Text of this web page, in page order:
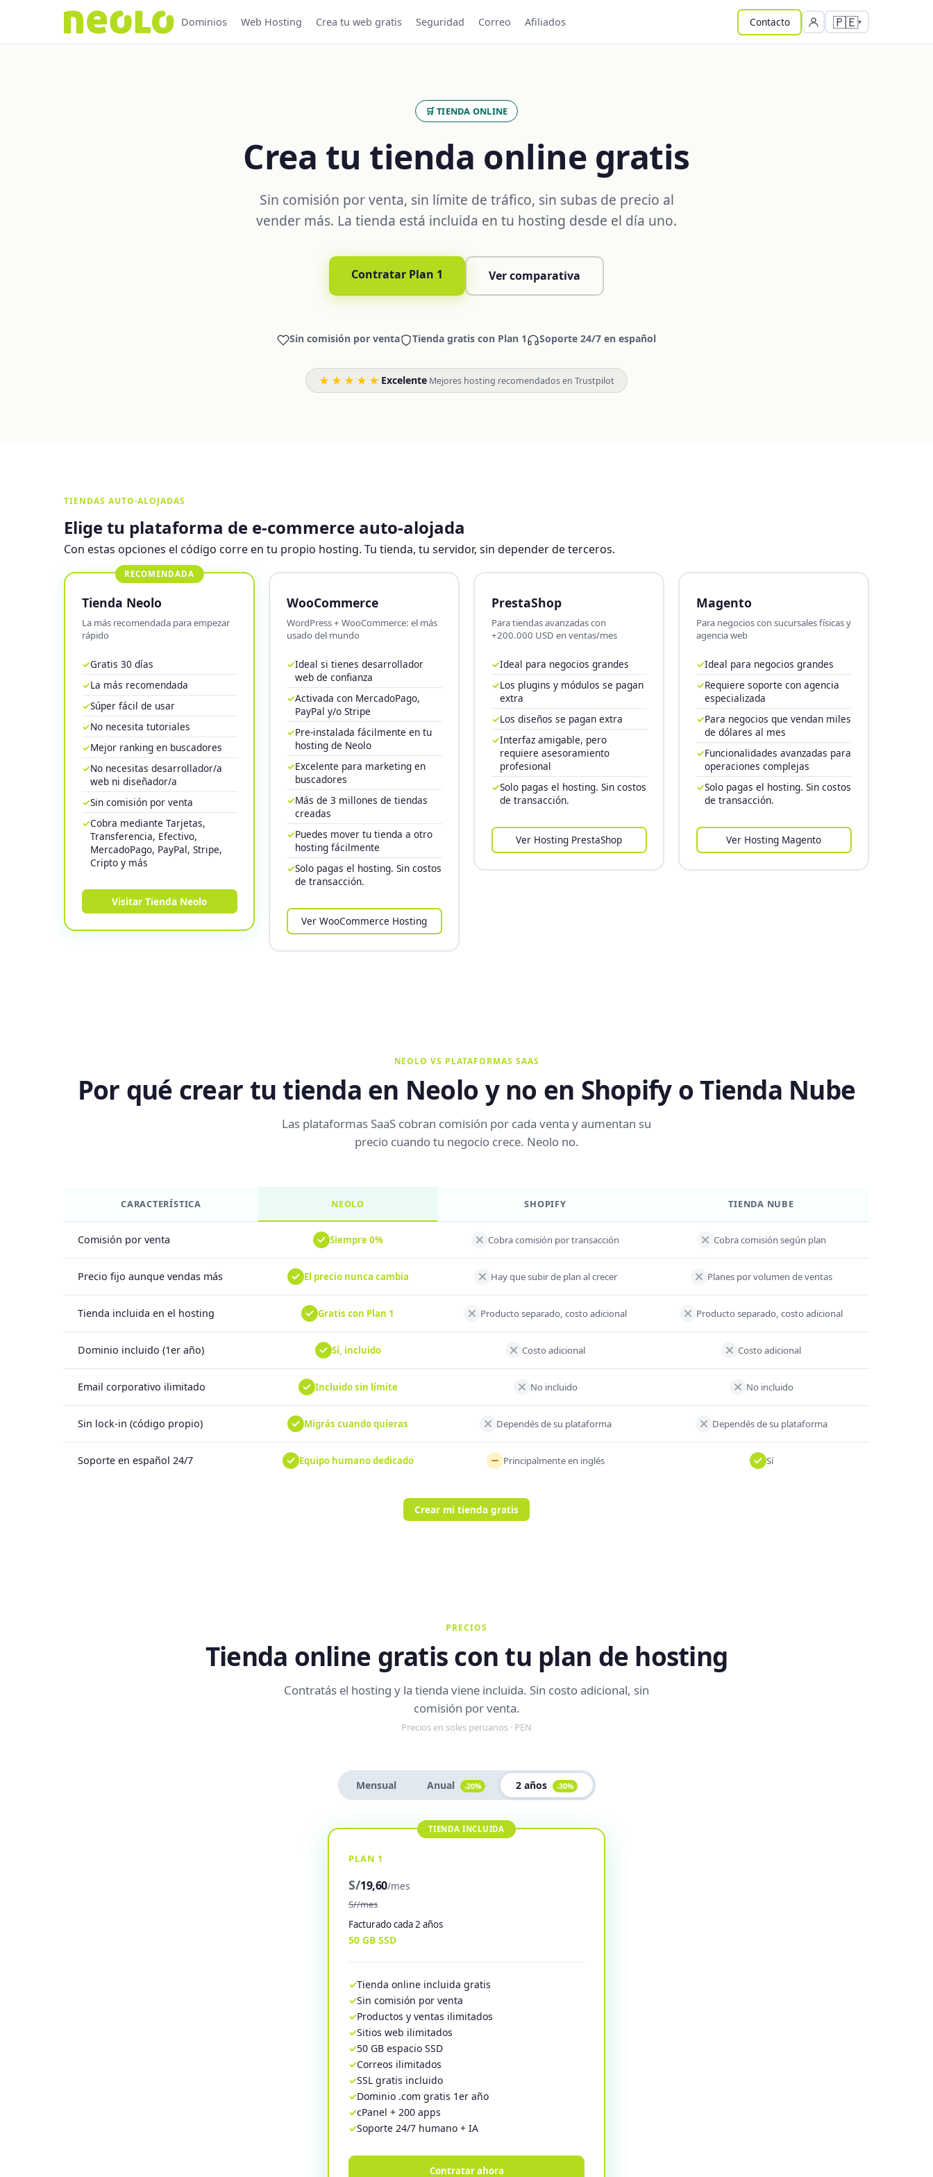
Dominios Web Hosting Crea tu web gratis Seguridad Correo Afiliados Contacto 🇵🇪
🛒 TIENDA ONLINE
Crea tu tienda online gratis
Sin comisión por venta, sin límite de tráfico, sin subas de precio al
vender más. La tienda está incluida en tu hosting desde el día uno.
Contratar Plan 1 Ver comparativa
Sin comisión por venta Tienda gratis con Plan 1 Soporte 24/7 en español
★★★★★ Excelente Mejores hosting recomendados en Trustpilot
TIENDAS AUTO-ALOJADAS
Elige tu plataforma de e-commerce auto-alojada
Con estas opciones el código corre en tu propio hosting. Tu tienda, tu servidor, sin depender de terceros.
RECOMENDADA
Tienda Neolo
La más recomendada para empezar
rápido
✓Gratis 30 días
✓La más recomendada
✓Súper fácil de usar
✓No necesita tutoriales
✓Mejor ranking en buscadores
✓No necesitas desarrollador/a
web ni diseñador/a
✓Sin comisión por venta
✓Cobra mediante Tarjetas,
Transferencia, Efectivo,
MercadoPago, PayPal, Stripe,
Cripto y más
Visitar Tienda Neolo
WooCommerce
WordPress + WooCommerce: el más
usado del mundo
✓Ideal si tienes desarrollador
web de confianza
✓Activada con MercadoPago,
PayPal y/o Stripe
✓Pre-instalada fácilmente en tu
hosting de Neolo
✓Excelente para marketing en
buscadores
✓Más de 3 millones de tiendas
creadas
✓Puedes mover tu tienda a otro
hosting fácilmente
✓Solo pagas el hosting. Sin costos
de transacción.
Ver WooCommerce Hosting
PrestaShop
Para tiendas avanzadas con
+200.000 USD en ventas/mes
✓Ideal para negocios grandes
✓Los plugins y módulos se pagan
extra
✓Los diseños se pagan extra
✓Interfaz amigable, pero
requiere asesoramiento
profesional
✓Solo pagas el hosting. Sin costos
de transacción.
Ver Hosting PrestaShop
Magento
Para negocios con sucursales físicas y
agencia web
✓Ideal para negocios grandes
✓Requiere soporte con agencia
especializada
✓Para negocios que vendan miles
de dólares al mes
✓Funcionalidades avanzadas para
operaciones complejas
✓Solo pagas el hosting. Sin costos
de transacción.
Ver Hosting Magento
NEOLO VS PLATAFORMAS SAAS
Por qué crear tu tienda en Neolo y no en Shopify o Tienda Nube
Las plataformas SaaS cobran comisión por cada venta y aumentan su
precio cuando tu negocio crece. Neolo no.
CARACTERÍSTICA NEOLO SHOPIFY TIENDA NUBE
Comisión por venta Siempre 0% Cobra comisión por transacción Cobra comisión según plan
Precio fijo aunque vendas más El precio nunca cambia Hay que subir de plan al crecer Planes por volumen de ventas
Tienda incluida en el hosting Gratis con Plan 1 Producto separado, costo adicional Producto separado, costo adicional
Dominio incluido (1er año) Sí, incluido Costo adicional Costo adicional
Email corporativo ilimitado Incluido sin límite No incluido No incluido
Sin lock-in (código propio) Migrás cuando quieras Dependés de su plataforma Dependés de su plataforma
Soporte en español 24/7 Equipo humano dedicado Principalmente en inglés Sí
Crear mi tienda gratis
PRECIOS
Tienda online gratis con tu plan de hosting
Contratás el hosting y la tienda viene incluida. Sin costo adicional, sin
comisión por venta.
Precios en soles peruanos · PEN
Mensual Anual -20% 2 años -30%
PLAN 1
S/19,60/mes
S//mes
Facturado cada 2 años
50 GB SSD
Tienda online incluida gratis
Sin comisión por venta
Productos y ventas ilimitados
Sitios web ilimitados
50 GB espacio SSD
Correos ilimitados
SSL gratis incluido
Dominio .com gratis 1er año
cPanel + 200 apps
Soporte 24/7 humano + IA
Contratar ahora